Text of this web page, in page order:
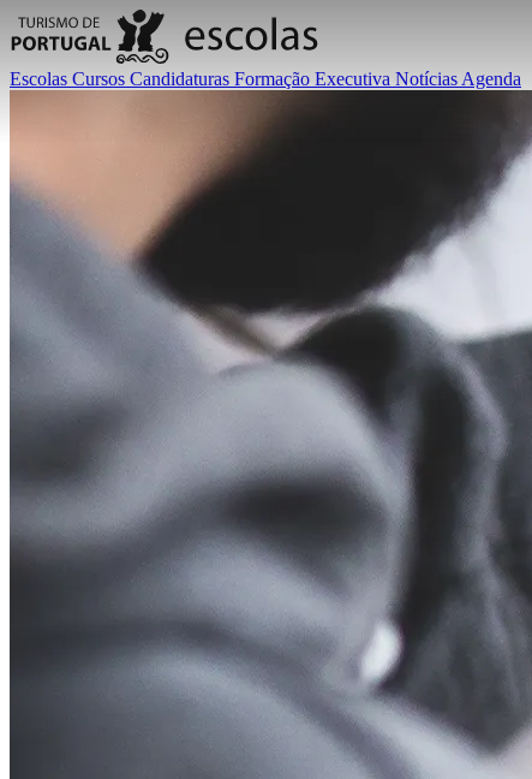
Escolas Cursos Candidaturas Formação Executiva Notícias Agenda